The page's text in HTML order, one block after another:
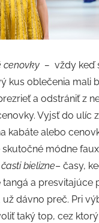
cenovky – vždy keď
kus oblečenia mali
a odstrániť z
Vyjsť do ulíc
kabáte alebo
módne
bielizne– časy,
a presvitajúce
dávno preč. Pri
taký top, cez